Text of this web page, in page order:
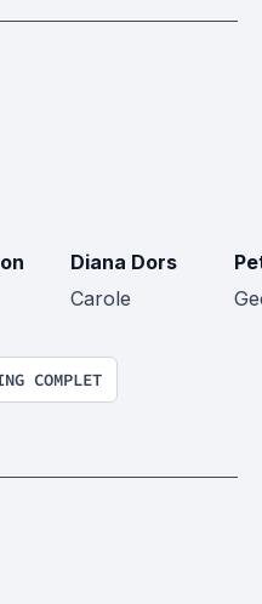
Diana Dors
Carole
COMPLET